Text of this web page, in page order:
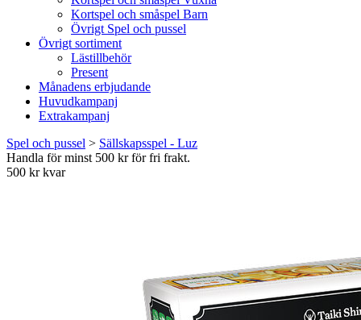
Kortspel och småspel Barn
Övrigt Spel och pussel
Övrigt sortiment
Lästillbehör
Present
Månadens erbjudande
Huvudkampanj
Extrakampanj
Spel och pussel > Sällskapsspel - Luz
Handla för minst 500 kr för fri frakt.
500 kr kvar